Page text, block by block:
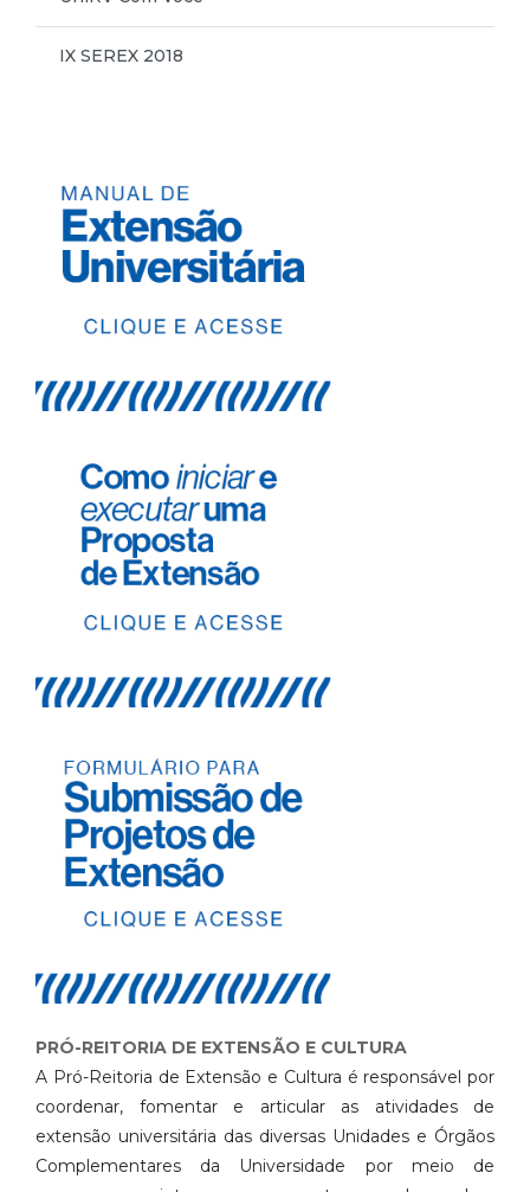
IX SEREX 2018
PRÓ-REITORIA DE EXTENSÃO E CULTURA
A Pró-Reitoria de Extensão e Cultura é responsável por
coordenar, fomentar e articular as atividades de
extensão universitária das diversas Unidades e Órgãos
Complementares da Universidade por meio de